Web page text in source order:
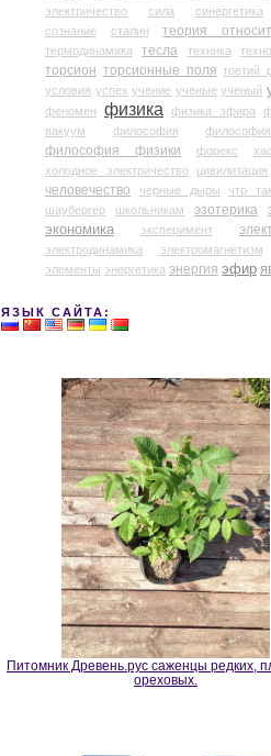
электричество
сила синергетика
сознание
сталин теория
термодинамика тесла техника
торсион торсионные поля третий
условия успех учение ученые ученый
феномен физика физика эфира
вакуум
философия
философия физики форекс
холодное электричество
цивилизация
человечество черные дыры
что
шаубергер
школьникам эзотерика
экономика
эксперимент
электродинамика электромагнетизм
элементы энергетика энергия эфир
ЯЗЫК САЙТА:
Питомник Древень.рус саженцы редких,
ореховых.